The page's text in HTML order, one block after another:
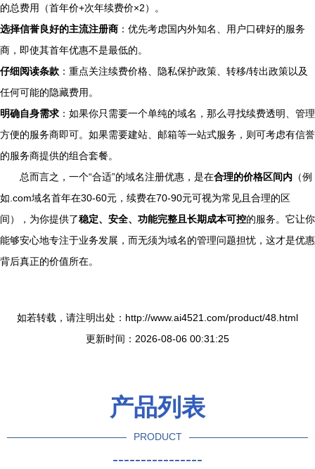
的总费用（首年价+次年续费价×2）。
选择信誉良好的主流注册商 ：优先考虑国内外知名、用户口碑好的服务
商，即使其首年优惠不是最低的。
仔细阅读条款 ：重点关注续费价格、隐私保护政策、转移/转出政策以及
任何可能的隐藏费用。
明确自身需求 ：如果你只需要一个单纯的域名，那么寻找续费透明、管理
方便的服务商即可。如果需要建站、邮箱等一站式服务，则可考虑有信誉
的服务商提供的组合套餐。
总而言之，一个“合适”的域名注册优惠，是在合理的价格区间内 （例
如.com域名首年在30-60元，续费在70-90元可视为常见且合理的区
间），为你提供了稳定、安全、功能完整且长期成本可控的服务。它让你
能够安心地专注于业务发展，而无须为域名的管理问题担忧，这才是优惠
背后真正的价值所在。
如若转载，请注明出处：http://www.ai4521.com/product/48.html
更新时间：2026-08-06 00:31:25
产品列表
PRODUCT
----------------